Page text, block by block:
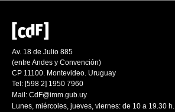
Av. 18 de Julio 885
(entre Andes y Convención)
CP 11100. Montevideo. Uruguay
Tel: [598 2] 1950 7960
Mail: CdF@imm.gub.uy
Lunes, miércoles, jueves, viernes: de 10 a 19.30 h.